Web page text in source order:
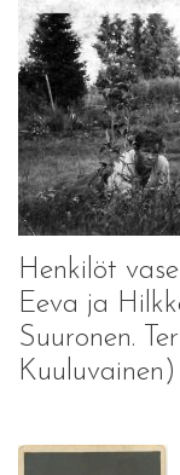
Henkilöt
Eeva ja
Suuronen.
Kuuluvainen)